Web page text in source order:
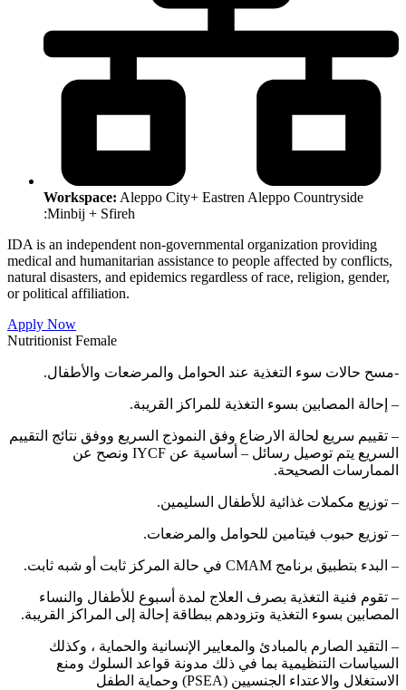
Workspace: Aleppo City+ Eastren Aleppo Countryside
:Minbij + Sfireh
IDA is an independent non-governmental organization providing
medical and humanitarian assistance to people affected by conflicts,
natural disasters, and epidemics regardless of race, religion, gender,
or political affiliation.
Apply Now
Nutritionist Female
-مسح حالات سوء التغذية عند الحوامل والمرضعات والأطفال.
– إحالة المصابين بسوء التغذية للمراكز القريبة.
– تقييم سريع لحالة الارضاع وفق النموذج السريع ووفق نتائج التقييم
السريع يتم توصيل رسائل – أساسية عن IYCF ونصح عن
الممارسات الصحيحة.
– توزيع مكملات غذائية للأطفال السليمين.
– توزيع حبوب فيتامين للحوامل والمرضعات.
– البدء بتطبيق برنامج CMAM في حالة المركز ثابت أو شبه ثابت.
– تقوم فنية التغذية بصرف العلاج لمدة أسبوع للأطفال والنساء
المصابين بسوء التغذية وتزودهم ببطاقة إحالة إلى المراكز القريبة.
– التقيد الصارم بالمبادئ والمعايير الإنسانية والحماية ، وكذلك
السياسات التنظيمية بما في ذلك مدونة قواعد السلوك ومنع
الاستغلال والاعتداء الجنسيين (PSEA) وحماية الطفل